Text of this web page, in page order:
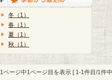
冬（1）
春（1）
夏（1）
秋（1）
1ページ中1ページ目を表示 [ 1-1件目/1件